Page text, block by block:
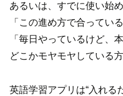
あるいは、すでに使い始め
「この進め方で合っている
「毎日やっているけど、
どこかモヤモヤしている
英語学習アプリは“入れる